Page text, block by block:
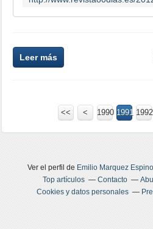
Leer más
<< < 1900
1910
1920
1930
1940
1950
1960
1970
1980
1990 1991 1992
Ver el perfil de Emilio Marquez Espino
Top artículos
Contacto
Cookies y datos personales